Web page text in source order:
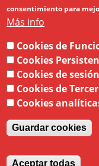
Italiano
Aviso legal
consentimiento para
Más info
Cookies de
Cookies
Cookies de sesión
Cookies de
Cookies
Guardar cookies
Aceptar todas